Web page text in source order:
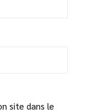
site dans le